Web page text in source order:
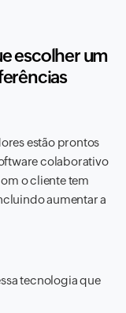
escolher um
estão prontos
colaborativo
o cliente tem
aumentar a
tecnologia que